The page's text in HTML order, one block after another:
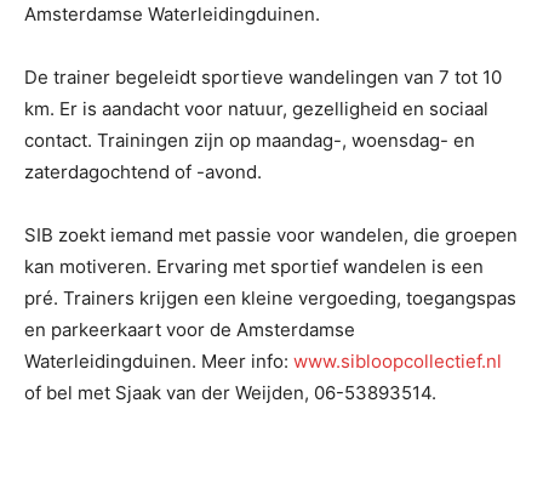
Amsterdamse Waterleidingduinen.
De trainer begeleidt sportieve wandelingen van 7 tot 10
km. Er is aandacht voor natuur, gezelligheid en sociaal
contact. Trainingen zijn op maandag-, woensdag- en
zaterdagochtend of -avond.
SIB zoekt iemand met passie voor wandelen, die groepen
kan motiveren. Ervaring met sportief wandelen is een
pré. Trainers krijgen een kleine vergoeding, toegangspas
en parkeerkaart voor de Amsterdamse
Waterleidingduinen. Meer info: www.sibloopcollectief.nl
of bel met Sjaak van der Weijden, 06-53893514.